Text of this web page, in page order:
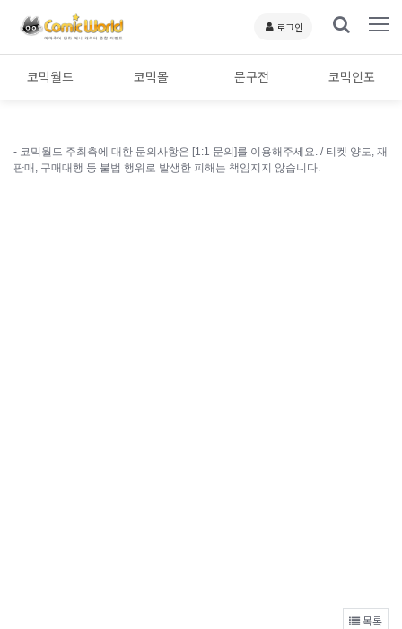
로그인
코믹월드 코믹몰 문구전 코믹인포
- 코믹월드 주최측에 대한 문의사항은 [1:1 문의]를 이용해주세요. / 티켓 양도, 재
판매, 구매대행 등 불법 행위로 발생한 피해는 책임지지 않습니다.
목록